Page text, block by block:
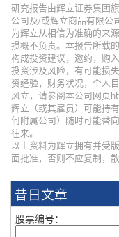
研究报告由辉立证券集团
公司及/或辉立商品有限公
为辉立从相信为准确的来
损概不负责。本报告所载
构成投资建议，邀约，购
投资涉及风险，有可能损
资经验，财务状况，个人
风立，请参阅本公司网页
辉立（或其雇员）可能持
何附属公司）随时可能替
往来。
以上资料为辉立拥有并受
面批准，否则不应复制，散
昔日文章
股票编号：